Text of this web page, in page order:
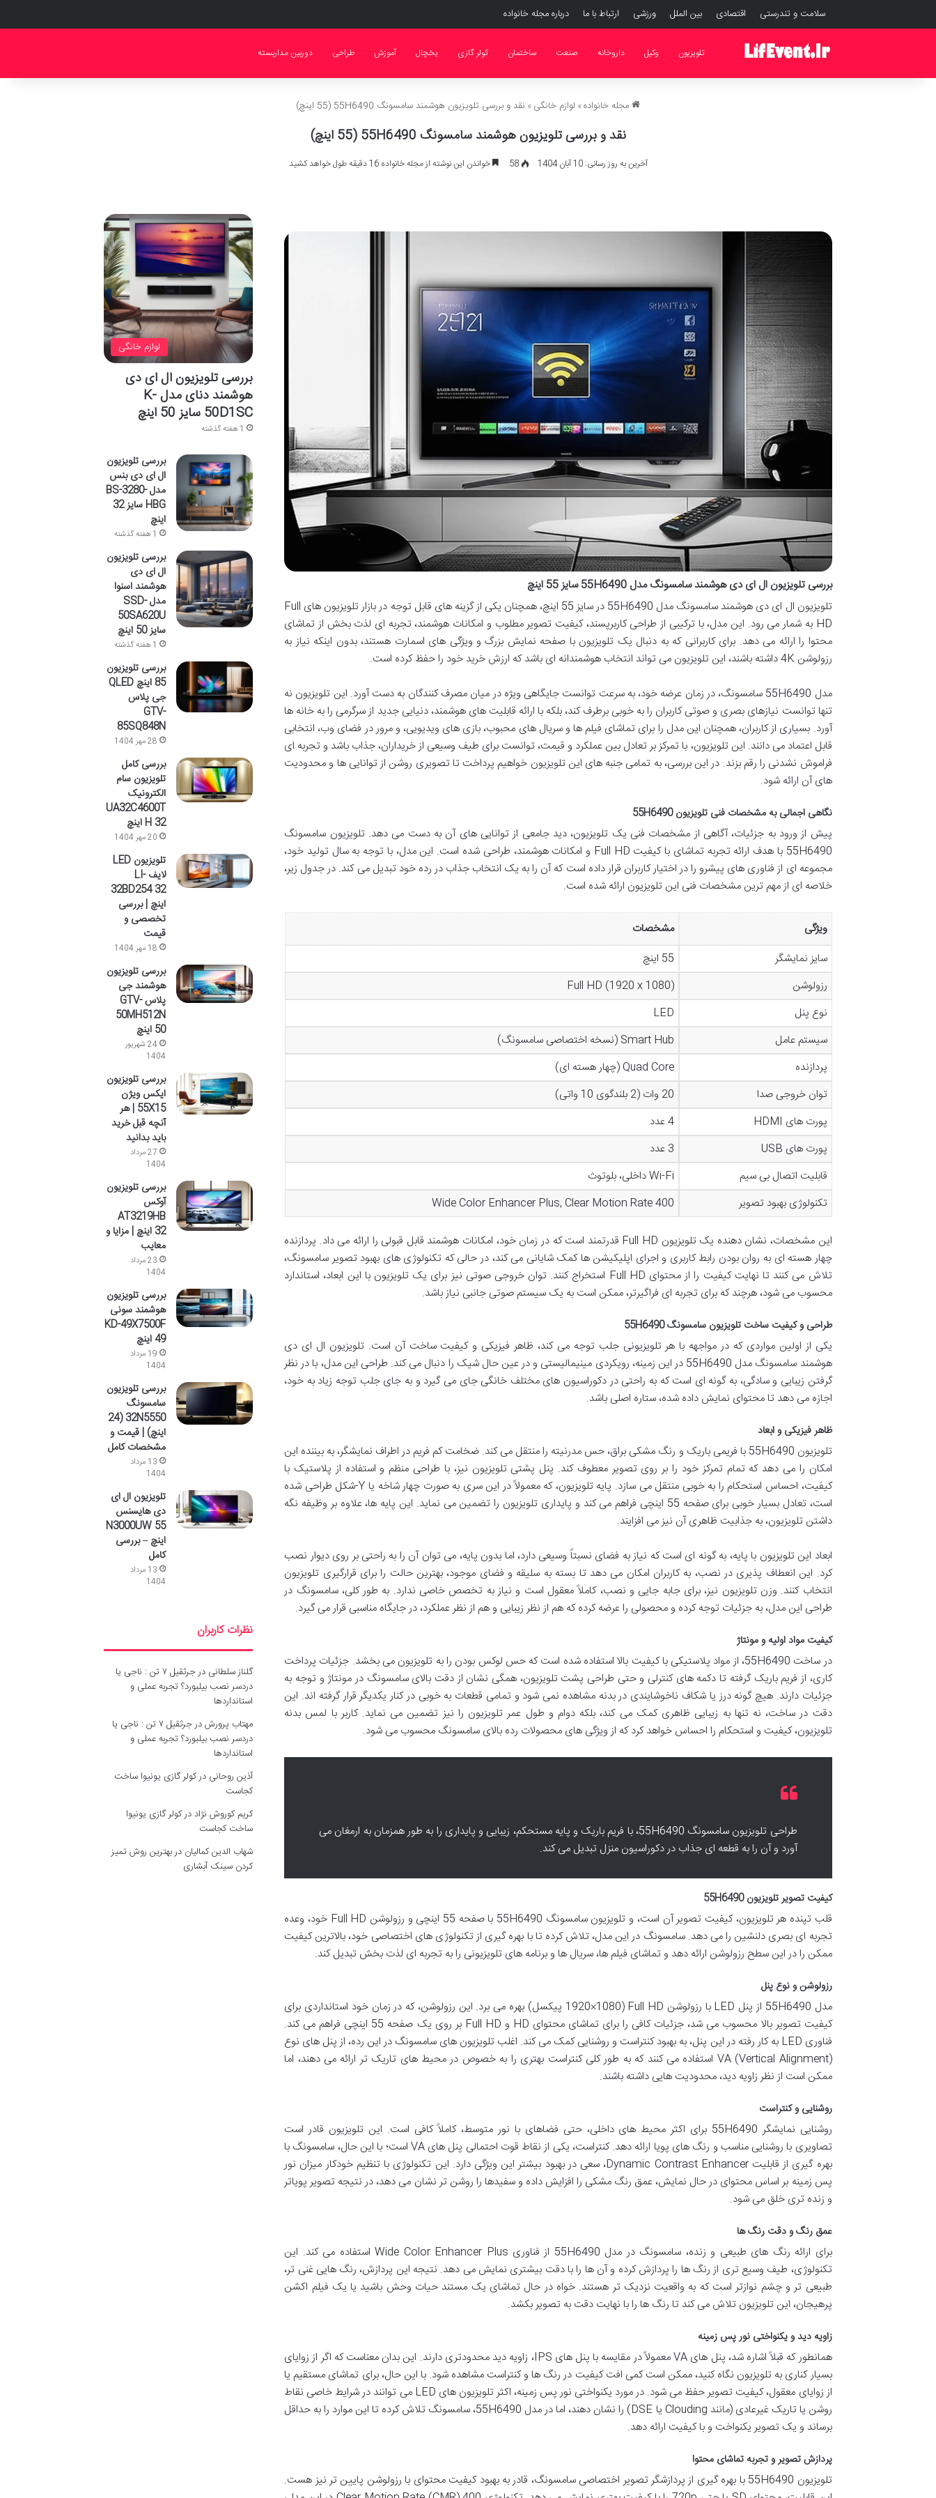
سلامت و تندرستی اقتصادی بین الملل ورزشی ارتباط با ما درباره مجله خانواده
تلویزیون وکیل داروخانه صنعت ساختمان کولر گازی یخچال آموزش طراحی دوربین مداربسته
مجله خانواده» لوازم خانگی» نقد و بررسی تلویزیون هوشمند سامسونگ 55H6490 (55 اینچ)
نقد و بررسی تلویزیون هوشمند سامسونگ 55H6490 (55 اینچ)
آخرین به روز رسانی: 10 آبان 1404 58 خواندن این نوشته از مجله خانواده 16 دقیقه طول خواهد کشید
بررسی تلویزیون ال ای دی هوشمند سامسونگ مدل 55H6490 سایز 55 اینچ
تلویزیون ال ای دی هوشمند سامسونگ مدل 55H6490 در سایز 55 اینچ، همچنان یکی از گزینه های قابل توجه در بازار تلویزیون های Full
HD به شمار می رود. این مدل، با ترکیبی از طراحی کاربرپسند، کیفیت تصویر مطلوب و امکانات هوشمند، تجربه ای لذت بخش از تماشای
محتوا را ارائه می دهد. برای کاربرانی که به دنبال یک تلویزیون با صفحه نمایش بزرگ و ویژگی های اسمارت هستند، بدون اینکه نیاز به
رزولوشن 4K داشته باشند، این تلویزیون می تواند انتخاب هوشمندانه ای باشد که ارزش خرید خود را حفظ کرده است.
مدل 55H6490 سامسونگ، در زمان عرضه خود، به سرعت توانست جایگاهی ویژه در میان مصرف کنندگان به دست آورد. این تلویزیون نه
تنها توانست نیازهای بصری و صوتی کاربران را به خوبی برطرف کند، بلکه با ارائه قابلیت های هوشمند، دنیایی جدید از سرگرمی را به خانه ها
آورد. بسیاری از کاربران، همچنان این مدل را برای تماشای فیلم ها و سریال های محبوب، بازی های ویدیویی، و مرور در فضای وب، انتخابی
قابل اعتماد می دانند. این تلویزیون، با تمرکز بر تعادل بین عملکرد و قیمت، توانست برای طیف وسیعی از خریداران، جذاب باشد و تجربه ای
فراموش نشدنی را رقم بزند. در این بررسی، به تمامی جنبه های این تلویزیون خواهیم پرداخت تا تصویری روشن از توانایی ها و محدودیت
های آن ارائه شود.
نگاهی اجمالی به مشخصات فنی تلویزیون 55H6490
پیش از ورود به جزئیات، آگاهی از مشخصات فنی یک تلویزیون، دید جامعی از توانایی های آن به دست می دهد. تلویزیون سامسونگ
55H6490 با هدف ارائه تجربه تماشای با کیفیت Full HD و امکانات هوشمند، طراحی شده است. این مدل، با توجه به سال تولید خود،
مجموعه ای از فناوری های پیشرو را در اختیار کاربران قرار داده است که آن را به یک انتخاب جذاب در رده خود تبدیل می کند. در جدول زیر،
خلاصه ای از مهم ترین مشخصات فنی این تلویزیون ارائه شده است.
ویژگی
مشخصات
سایز نمایشگر
55 اینچ
رزولوشن
Full HD (1920 x 1080)
نوع پنل
LED
سیستم عامل
Smart Hub (نسخه اختصاصی سامسونگ)
پردازنده
Quad Core (چهار هسته ای)
توان خروجی صدا
20 وات (2 بلندگوی 10 واتی)
پورت های HDMI
4 عدد
پورت های USB
3 عدد
قابلیت اتصال بی سیم
Wi-Fi داخلی، بلوتوث
تکنولوژی بهبود تصویر
Wide Color Enhancer Plus, Clear Motion Rate 400
این مشخصات، نشان دهنده یک تلویزیون Full HD قدرتمند است که در زمان خود، امکانات هوشمند قابل قبولی را ارائه می داد. پردازنده
چهار هسته ای به روان بودن رابط کاربری و اجرای اپلیکیشن ها کمک شایانی می کند، در حالی که تکنولوژی های بهبود تصویر سامسونگ،
تلاش می کنند تا نهایت کیفیت را از محتوای Full HD استخراج کنند. توان خروجی صوتی نیز برای یک تلویزیون با این ابعاد، استاندارد
محسوب می شود، هرچند که برای تجربه ای فراگیرتر، ممکن است به یک سیستم صوتی جانبی نیاز باشد.
طراحی و کیفیت ساخت تلویزیون سامسونگ 55H6490
یکی از اولین مواردی که در مواجهه با هر تلویزیونی جلب توجه می کند، ظاهر فیزیکی و کیفیت ساخت آن است. تلویزیون ال ای دی
هوشمند سامسونگ مدل 55H6490 در این زمینه، رویکردی مینیمالیستی و در عین حال شیک را دنبال می کند. طراحی این مدل، با در نظر
گرفتن زیبایی و سادگی، به گونه ای است که به راحتی در دکوراسیون های مختلف خانگی جای می گیرد و به جای جلب توجه زیاد به خود،
اجازه می دهد تا محتوای نمایش داده شده، ستاره اصلی باشد.
ظاهر فیزیکی و ابعاد
تلویزیون 55H6490 با فریمی باریک و رنگ مشکی براق، حس مدرنیته را منتقل می کند. ضخامت کم فریم در اطراف نمایشگر، به بیننده این
امکان را می دهد که تمام تمرکز خود را بر روی تصویر معطوف کند. پنل پشتی تلویزیون نیز، با طراحی منظم و استفاده از پلاستیک با
کیفیت، احساس استحکام را به خوبی منتقل می سازد. پایه تلویزیون، که معمولاً در این سری به صورت چهار شاخه یا Y-شکل طراحی شده
است، تعادل بسیار خوبی برای صفحه 55 اینچی فراهم می کند و پایداری تلویزیون را تضمین می نماید. این پایه ها، علاوه بر وظیفه نگه
داشتن تلویزیون، به جذابیت ظاهری آن نیز می افزایند.
ابعاد این تلویزیون با پایه، به گونه ای است که نیاز به فضای نسبتاً وسیعی دارد، اما بدون پایه، می توان آن را به راحتی بر روی دیوار نصب
کرد. این انعطاف پذیری در نصب، به کاربران امکان می دهد تا بسته به سلیقه و فضای موجود، بهترین حالت را برای قرارگیری تلویزیون
انتخاب کنند. وزن تلویزیون نیز، برای جابه جایی و نصب، کاملاً معقول است و نیاز به تخصص خاصی ندارد. به طور کلی، سامسونگ در
طراحی این مدل، به جزئیات توجه کرده و محصولی را عرضه کرده که هم از نظر زیبایی و هم از نظر عملکرد، در جایگاه مناسبی قرار می گیرد.
کیفیت مواد اولیه و مونتاژ
در ساخت 55H6490، از مواد پلاستیکی با کیفیت بالا استفاده شده است که حس لوکس بودن را به تلویزیون می بخشد. جزئیات پرداخت
کاری، از فریم باریک گرفته تا دکمه های کنترلی و حتی طراحی پشت تلویزیون، همگی نشان از دقت بالای سامسونگ در مونتاژ و توجه به
جزئیات دارند. هیچ گونه درز یا شکاف ناخوشایندی در بدنه مشاهده نمی شود و تمامی قطعات به خوبی در کنار یکدیگر قرار گرفته اند. این
دقت در ساخت، نه تنها به زیبایی ظاهری کمک می کند، بلکه دوام و طول عمر تلویزیون را نیز تضمین می نماید. کاربر با لمس بدنه
تلویزیون، کیفیت و استحکام را احساس خواهد کرد که از ویژگی های محصولات رده بالای سامسونگ محسوب می شود.
طراحی تلویزیون سامسونگ 55H6490، با فریم باریک و پایه مستحکم، زیبایی و پایداری را به طور همزمان به ارمغان می
آورد و آن را به قطعه ای جذاب در دکوراسیون منزل تبدیل می کند.
کیفیت تصویر تلویزیون 55H6490
قلب تپنده هر تلویزیون، کیفیت تصویر آن است، و تلویزیون سامسونگ 55H6490 با صفحه 55 اینچی و رزولوشن Full HD خود، وعده
تجربه ای بصری دلنشین را می دهد. سامسونگ در این مدل، تلاش کرده تا با بهره گیری از تکنولوژی های اختصاصی خود، بالاترین کیفیت
ممکن را در این سطح رزولوشن ارائه دهد و تماشای فیلم ها، سریال ها و برنامه های تلویزیونی را به تجربه ای لذت بخش تبدیل کند.
رزولوشن و نوع پنل
مدل 55H6490 از پنل LED با رزولوشن Full HD (1920×1080 پیکسل) بهره می برد. این رزولوشن، که در زمان خود استانداردی برای
کیفیت تصویر بالا محسوب می شد، جزئیات کافی را برای تماشای محتوای HD و Full HD بر روی یک صفحه 55 اینچی فراهم می کند.
فناوری LED به کار رفته در این پنل، به بهبود کنتراست و روشنایی کمک می کند. اغلب تلویزیون های سامسونگ در این رده، از پنل های نوع
VA (Vertical Alignment) استفاده می کنند که به طور کلی کنتراست بهتری را به خصوص در محیط های تاریک تر ارائه می دهند، اما
ممکن است از نظر زاویه دید، محدودیت هایی داشته باشند.
روشنایی و کنتراست
روشنایی نمایشگر 55H6490 برای اکثر محیط های داخلی، حتی فضاهای با نور متوسط، کاملاً کافی است. این تلویزیون قادر است
تصاویری با روشنایی مناسب و رنگ های پویا ارائه دهد. کنتراست، یکی از نقاط قوت احتمالی پنل های VA است؛ با این حال، سامسونگ با
بهره گیری از قابلیت Dynamic Contrast Enhancer، سعی در بهبود بیشتر این ویژگی دارد. این تکنولوژی با تنظیم خودکار میزان نور
پس زمینه بر اساس محتوای در حال نمایش، عمق رنگ مشکی را افزایش داده و سفیدها را روشن تر نشان می دهد، در نتیجه تصویر پویاتر
و زنده تری خلق می شود.
عمق رنگ و دقت رنگ ها
برای ارائه رنگ های طبیعی و زنده، سامسونگ در مدل 55H6490 از فناوری Wide Color Enhancer Plus استفاده می کند. این
تکنولوژی، طیف وسیع تری از رنگ ها را پردازش کرده و آن ها را با دقت بیشتری نمایش می دهد. نتیجه این پردازش، رنگ هایی غنی تر،
طبیعی تر و چشم نوازتر است که به واقعیت نزدیک تر هستند. خواه در حال تماشای یک مستند حیات وحش باشید یا یک فیلم اکشن
پرهیجان، این تلویزیون تلاش می کند تا رنگ ها را با نهایت دقت به تصویر بکشد.
زاویه دید و یکنواختی نور پس زمینه
همانطور که قبلاً اشاره شد، پنل های VA معمولاً در مقایسه با پنل های IPS، زاویه دید محدودتری دارند. این بدان معناست که اگر از زوایای
بسیار کناری به تلویزیون نگاه کنید، ممکن است کمی افت کیفیت در رنگ ها و کنتراست مشاهده شود. با این حال، برای تماشای مستقیم یا
از زوایای معقول، کیفیت تصویر حفظ می شود. در مورد یکنواختی نور پس زمینه، اکثر تلویزیون های LED می توانند در شرایط خاصی نقاط
روشن یا تاریک غیرعادی (مانند Clouding یا DSE) را نشان دهند، اما در مدل 55H6490، سامسونگ تلاش کرده تا این موارد را به حداقل
برساند و یک تصویر یکنواخت و با کیفیت ارائه دهد.
پردازش تصویر و تجربه تماشای محتوا
تلویزیون 55H6490 با بهره گیری از پردازشگر تصویر اختصاصی سامسونگ، قادر به بهبود کیفیت محتوای با رزولوشن پایین تر نیز هست.
لوازم خانگی
بررسی تلویزیون ال ای دی
هوشمند دنای مدل K-
50D1SC سایز 50 اینچ
1 هفته گذشته
بررسی تلویزیون
ال ای دی بنس
مدل BS-3280-
HBG سایز 32
اینچ
1 هفته گذشته
بررسی تلویزیون
ال ای دی
هوشمند اسنوا
مدل SSD-
50SA620U
سایز 50 اینچ
1 هفته گذشته
بررسی تلویزیون
85 اینچ QLED
جی پلاس
GTV-
85SQ848N
28 مهر 1404
بررسی کامل
تلویزیون سام
الکترونیک
UA32C4600T
H 32 اینچ
20 مهر 1404
تلویزیون LED
لایف LI-
32BD254 32
اینچ | بررسی
تخصصی و
قیمت
18 مهر 1404
بررسی تلویزیون
هوشمند جی
پلاس GTV-
50MH512N
50 اینچ
24 شهریور
1404
بررسی تلویزیون
ایکس ویژن
55X15 | هر
آنچه قبل خرید
باید بدانید
27 مرداد
1404
بررسی تلویزیون
آوکس
AT3219HB
32 اینچ | مزایا و
معایب
23 مرداد
1404
بررسی تلویزیون
هوشمند سونی
KD-49X7500F
49 اینچ
19 مرداد
1404
بررسی تلویزیون
سامسونگ
32N5550 (24
اینچ) | قیمت و
مشخصات کامل
13 مرداد
1404
تلویزیون ال ای
دی هایسنس
N3000UW 55
اینچ – بررسی
کامل
13 مرداد
1404
نظرات کاربران
گلناز سلطانی در
جرثقیل ۷ تن : ناجی یا
دردسر نصب بیلبورد؟ تجربه عملی و
استانداردها
مهتاب پرورشدر
جرثقیل ۷ تن : ناجی یا
دردسر نصب بیلبورد؟ تجربه عملی و
استانداردها
آذین روحانی درکولر گازی یونیوا ساخت
کجاست
کریم کوروش نژاد درکولر گازی یونیوا
ساخت کجاست
شهاب الدین کمالیان دربهترین روش تمیز
کردن سینک آبشاری